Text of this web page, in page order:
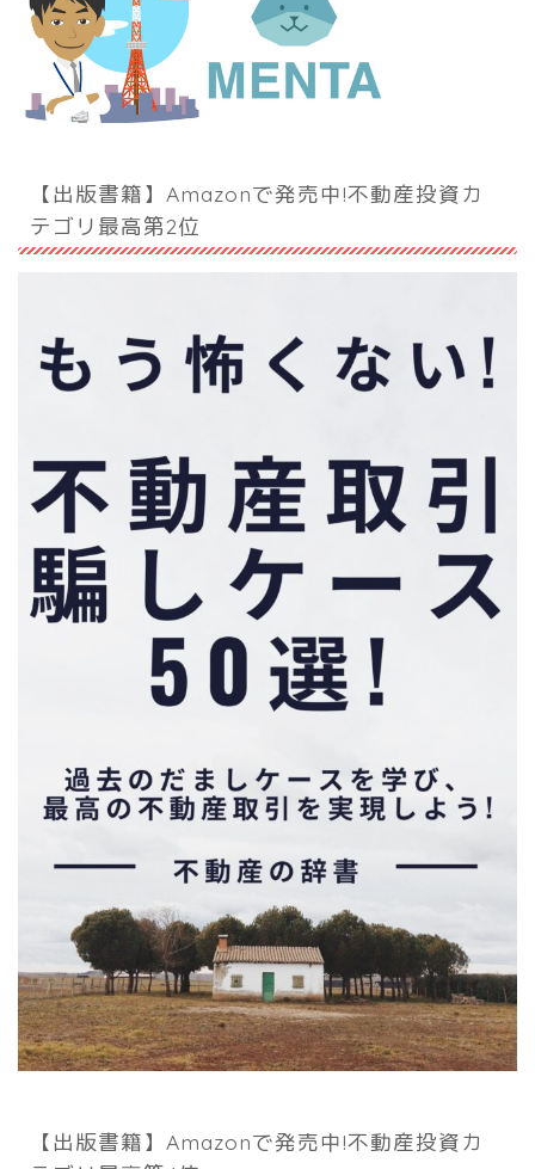
【出版書籍】Amazonで発売中!不動産投資カ
テゴリ最高第2位
【出版書籍】Amazonで発売中!不動産投資カ